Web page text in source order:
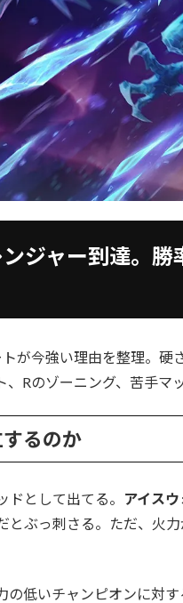
ジャー到達。勝
が今強い理由を整理。硬
Rのゾーニング、苦手マ
るのか
として出てる。 アイス
とぶっ刺さる。ただ、火
低いチャンピオンに対す